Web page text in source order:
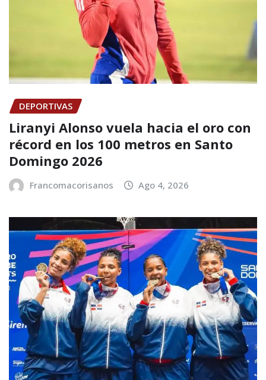
DEPORTIVAS
Liranyi Alonso vuela hacia el oro con
récord en los 100 metros en Santo
Domingo 2026
Francomacorisanos Ago 4, 2026